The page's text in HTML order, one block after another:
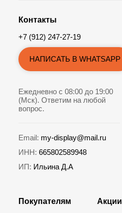
Покупателям
Акции
Контакты
+7 (912) 247-27-19
НАПИСАТЬ В WHATSAPP
Ежедневно с 08:00 до 19:00
(Мск). Ответим на любой
вопрос.
Email: my-display@mail.ru
ИНН: 665802589948
ИП: Ильина Д.А